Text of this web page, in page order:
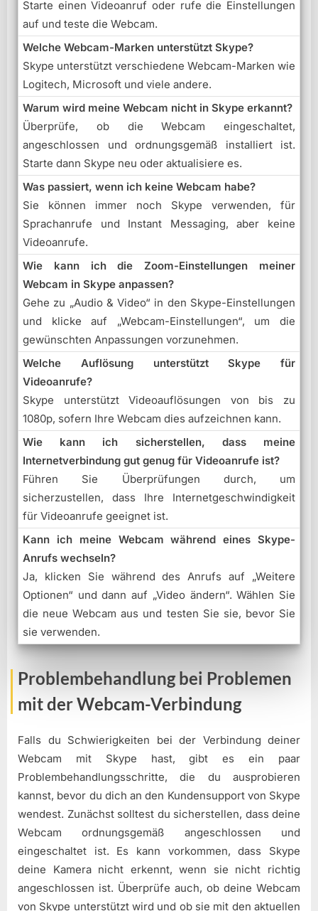
Starte einen Videoanruf oder rufe die Einstellungen
auf und teste die Webcam.
Welche Webcam-Marken unterstützt Skype?
Skype unterstützt verschiedene Webcam-Marken wie
Logitech, Microsoft und viele andere.
Warum wird meine Webcam nicht in Skype erkannt?
Überprüfe, ob die Webcam eingeschaltet,
angeschlossen und ordnungsgemäß installiert ist.
Starte dann Skype neu oder aktualisiere es.
Was passiert, wenn ich keine Webcam habe?
Sie können immer noch Skype verwenden, für
Sprachanrufe und Instant Messaging, aber keine
Videoanrufe.
Wie kann ich die Zoom-Einstellungen meiner
Webcam in Skype anpassen?
Gehe zu „Audio & Video“ in den Skype-Einstellungen
und klicke auf „Webcam-Einstellungen“, um die
gewünschten Anpassungen vorzunehmen.
Welche Auflösung unterstützt Skype für
Videoanrufe?
Skype unterstützt Videoauflösungen von bis zu
1080p, sofern Ihre Webcam dies aufzeichnen kann.
Wie kann ich sicherstellen, dass meine
Internetverbindung gut genug für Videoanrufe ist?
Führen Sie Überprüfungen durch, um
sicherzustellen, dass Ihre Internetgeschwindigkeit
für Videoanrufe geeignet ist.
Kann ich meine Webcam während eines Skype-
Anrufs wechseln?
Ja, klicken Sie während des Anrufs auf „Weitere
Optionen“ und dann auf „Video ändern“. Wählen Sie
die neue Webcam aus und testen Sie sie, bevor Sie
sie verwenden.
Problembehandlung bei Problemen
mit der Webcam-Verbindung
Falls du Schwierigkeiten bei der Verbindung deiner
Webcam mit Skype hast, gibt es ein paar
Problembehandlungsschritte, die du ausprobieren
kannst, bevor du dich an den Kundensupport von Skype
wendest. Zunächst solltest du sicherstellen, dass deine
Webcam ordnungsgemäß angeschlossen und
eingeschaltet ist. Es kann vorkommen, dass Skype
deine Kamera nicht erkennt, wenn sie nicht richtig
angeschlossen ist. Überprüfe auch, ob deine Webcam
von Skype unterstützt wird und ob sie mit den aktuellen